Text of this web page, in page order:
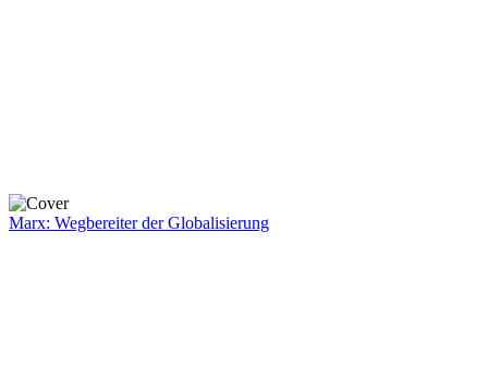
Marx: Wegbereiter der Globalisierung